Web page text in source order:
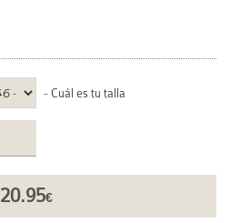
- Cuál es tu talla
20.95€